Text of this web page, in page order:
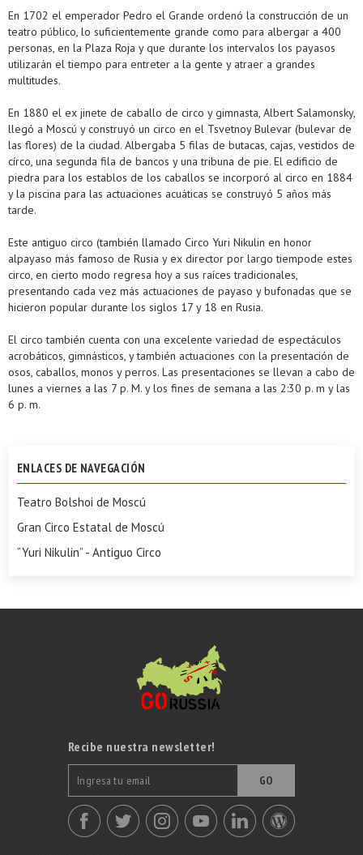
En 1702 el emperador Pedro el Grande ordenó la construcción de un
teatro público, lo suficientemente grande como para albergar a 400
personas, en la Plaza Roja y que durante los intervalos los payasos
utilizarán el tiempo para entreter a la gente y atraer a grandes
multitudes.
En 1880 el ex jinete de caballo de circo y gimnasta, Albert Salamonsky,
llegó a Moscú y construyó un circo en el Tsvetnoy Bulevar (bulevar de
las flores) de la ciudad. Albergaba 5 filas de butacas, cajas, vestidos de
círco, una segunda fila de bancos y una tribuna de pie. El edificio de
piedra para los establos de los caballos se incorporó al circo en 1884
y la piscina para las actuaciones acuáticas se construyó 5 años más
tarde.
Este antiguo circo (también llamado Circo Yuri Nikulin en honor
alpayaso más famoso de Rusia y ex director por largo tiempode estes
circo, en cierto modo regresa hoy a sus raíces tradicionales,
presentando cada vez más actuaciones de payaso y bufonadas que se
hicieron popular durante los siglos 17 y 18 en Rusia.
El circo también cuenta con una excelente variedad de espectáculos
acrobáticos, gimnásticos, y también actuaciones con la presentación de
osos, caballos, monos y perros. Las presentaciones se llevan a cabo de
lunes a viernes a las 7 p. M. y los fines de semana a las 2:30 p. m y las
6 p. m.
ENLACES DE NAVEGACIÓN
Teatro Bolshoi de Moscú
Gran Circo Estatal de Moscú
“Yuri Nikulin” - Antiguo Circo
Recibe nuestra newsletter!
GO